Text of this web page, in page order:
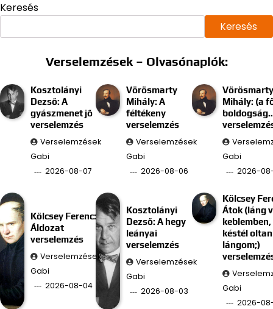
Keresés
Keresés
Verselemzések – Olvasónaplók:
Kosztolányi
Dezső: A
gyászmenet jő
verselemzés
Verselemzések
Gabi
2026-08-07
Vörösmarty
Mihály: A
féltékeny
verselemzés
Verselemzések
Gabi
2026-08-06
Vörösmarty
Mihály: (a
Gabi
2026-
Kölcsey Ferenc:
Áldozat
verselemzés
Verselemzések
Gabi
2026-08-04
Kosztolányi
Dezső: A hegy
leányai
verselemzés
Verselemzések
Gabi
2026-08-03
Kölcsey
Átok (láng
keblemben,
késtél
lángom;)
Gabi
2026-